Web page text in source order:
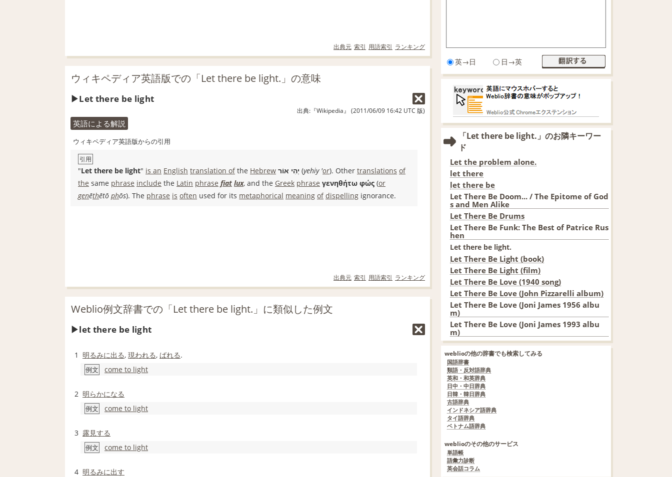
出典元 索引 用語索引 ランキング
ウィキペディア英語版での「Let there be light.」の意味
Let there be light
出典:『Wikipedia』 (2011/06/09 16:42 UTC 版)
英語による解説
ウィキペディア英語版からの引用
引用
"Let there be light" is an English translation ofthe Hebrew יְהִי אוֹר (yehiy 'or). Other translations of
the same phrase include the Latin phrase fiat lux, and the Greek phrase γενηθήτω φώς (or
genēthētō phōs). The phrase is often used for its metaphorical meaning of dispelling ignorance.
出典元 索引 用語索引 ランキング
Weblio例文辞書での「Let there be light.」に類似した例文
let there be light
1 明るみに出る, 現われる, ばれる.
例文 come to light
2 明らかになる
例文 come to light
3 露見する
例文 come to light
4 明るみに出す
英→日 日→英
「Let there be light.」のお隣キーワー
ド
Let the problem alone.
let there
let there be
Let There Be Doom... / The Epitome of God
s and Men Alike
Let There Be Drums
Let There Be Funk: The Best of Patrice Rus
hen
Let there be light.
Let There Be Light (book)
Let There Be Light (film)
Let There Be Love (1940 song)
Let There Be Love (John Pizzarelli album)
Let There Be Love (Joni James 1956 albu
m)
Let There Be Love (Joni James 1993 albu
m)
weblioの他の辞書でも検索してみる
国語辞書
類語・反対語辞典
英和・和英辞典
日中・中日辞典
日韓・韓日辞典
古語辞典
インドネシア語辞典
タイ語辞典
ベトナム語辞典
weblioのその他のサービス
単語帳
語彙力診断
英会話コラム